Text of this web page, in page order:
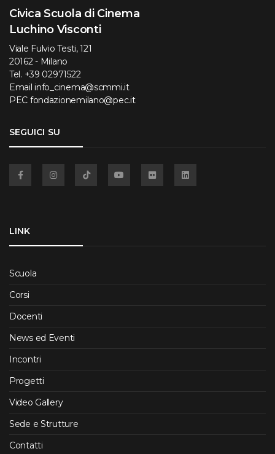
Civica Scuola di Cinema
Luchino Visconti
Viale Fulvio Testi, 121
20162 - Milano
Tel. +39 02971522
Email info_cinema@scmmi.it
PEC fondazionemilano@pec.it
SEGUICI SU
LINK
Scuola
Corsi
Docenti
News ed Eventi
Incontri
Progetti
Video Gallery
Sede e Strutture
Contatti